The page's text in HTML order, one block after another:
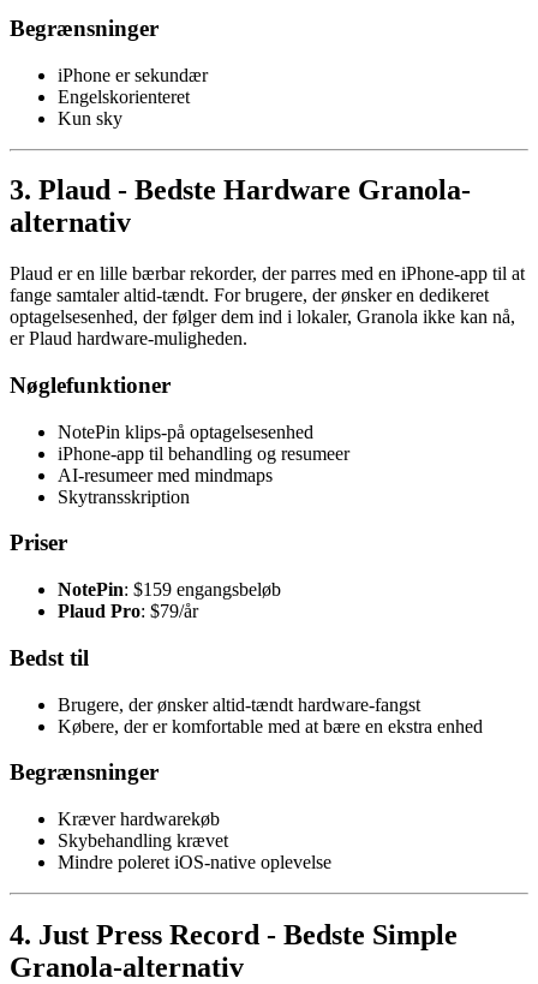
Begrænsninger
iPhone er sekundær
Engelskorienteret
Kun sky
3. Plaud - Bedste Hardware Granola-
alternativ
Plaud er en lille bærbar rekorder, der parres med en iPhone-app til at
fange samtaler altid-tændt. For brugere, der ønsker en dedikeret
optagelsesenhed, der følger dem ind i lokaler, Granola ikke kan nå,
er Plaud hardware-muligheden.
Nøglefunktioner
NotePin klips-på optagelsesenhed
iPhone-app til behandling og resumeer
AI-resumeer med mindmaps
Skytransskription
Priser
NotePin: $159 engangsbeløb
Plaud Pro: $79/år
Bedst til
Brugere, der ønsker altid-tændt hardware-fangst
Købere, der er komfortable med at bære en ekstra enhed
Begrænsninger
Kræver hardwarekøb
Skybehandling krævet
Mindre poleret iOS-native oplevelse
4. Just Press Record - Bedste Simple
Granola-alternativ